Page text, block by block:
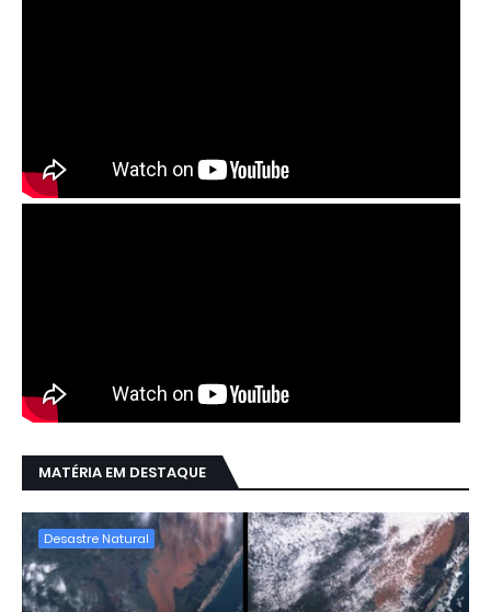
MATÉRIA EM DESTAQUE
Desastre Natural